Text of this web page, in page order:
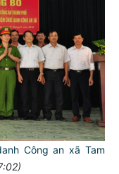
Công an xã Tam